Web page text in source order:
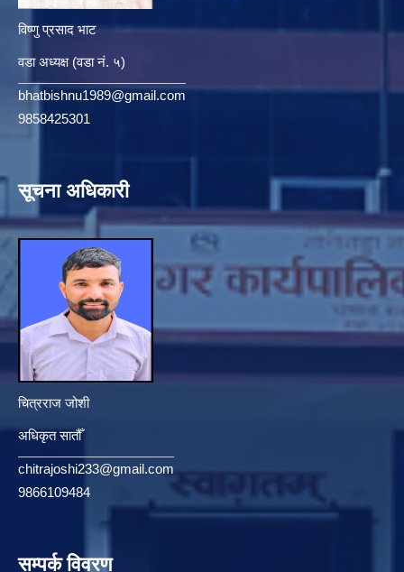
विष्णु प्रसाद भाट
वडा अध्यक्ष (वडा नं. ५)
bhatbishnu1989@gmail.com
9858425301
सूचना अधिकारी
चित्रराज जोशी
अधिकृत सातौँ
chitrajoshi233@gmail.com
9866109484
सम्पर्क विवरण